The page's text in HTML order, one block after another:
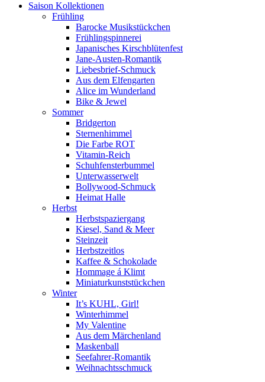
Saison Kollektionen
Frühling
Barocke Musikstückchen
Frühlingspinnerei
Japanisches Kirschblütenfest
Jane-Austen-Romantik
Liebesbrief-Schmuck
Aus dem Elfengarten
Alice im Wunderland
Bike & Jewel
Sommer
Bridgerton
Sternenhimmel
Die Farbe ROT
Vitamin-Reich
Schuhfensterbummel
Unterwasserwelt
Bollywood-Schmuck
Heimat Halle
Herbst
Herbstspaziergang
Kiesel, Sand & Meer
Steinzeit
Herbstzeitlos
Kaffee & Schokolade
Hommage á Klimt
Miniaturkunststückchen
Winter
It’s KUHL, Girl!
Winterhimmel
My Valentine
Aus dem Märchenland
Maskenball
Seefahrer-Romantik
Weihnachtsschmuck